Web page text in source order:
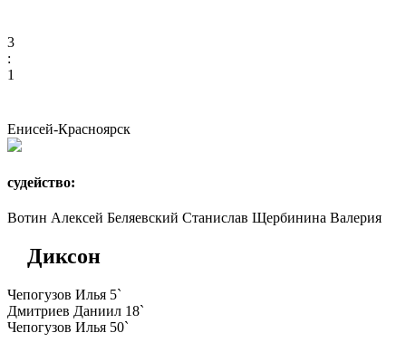
3
:
1
Енисей-Красноярск
судейство:
Вотин Алексей Беляевский Станислав Щербинина Валерия
Диксон
Чепогузов Илья 5`
Дмитриев Даниил 18`
Чепогузов Илья 50`